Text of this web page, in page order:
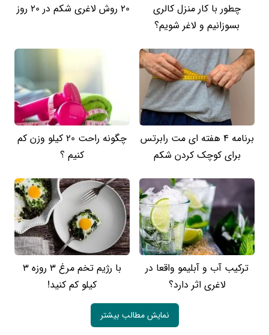
چطور با کار منزل کالری
بسوزانیم و لاغر شویم؟
20 روش لاغری شکم در 20 روز
برنامه 4 هفته ای مت رابرتس
برای کوچک کردن شکم
چگونه راحت 20 کیلو وزن کم
کنیم ؟
ترکیب آب و آبلیمو واقعا در
لاغری اثر دارد؟
با رژیم تخم مرغ 3 روزه 3
کیلو کم کنید!
نمایش مطالب بیشتر